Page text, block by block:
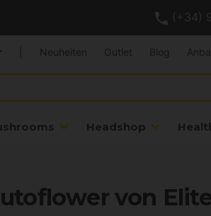
(+34)
Headshop
Neuheiten Outlet Blog
von